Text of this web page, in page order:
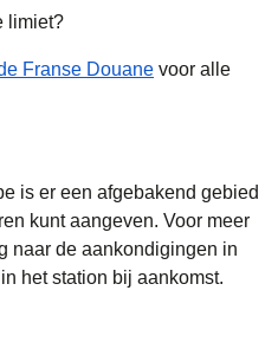
limiet?
Franse Douane( opent in een
voor alle
is er een afgebakend gebied
kunt aangeven. Voor meer
naar de aankondigingen in
het station bij aankomst.